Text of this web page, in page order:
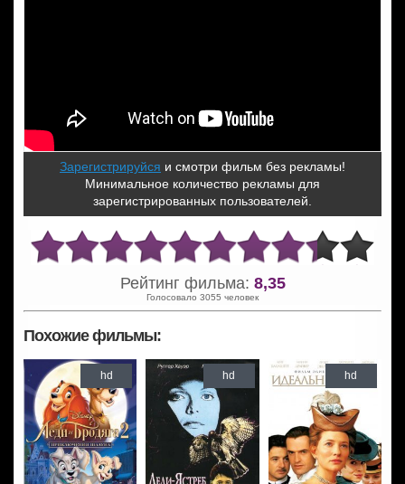
Зарегистрируйся и смотри фильм без рекламы!
Минимальное количество рекламы для
зарегистрированных пользователей.
Рейтинг фильма: 8,35
Голосовало 3055 человек
Похожие фильмы:
hd hd hd